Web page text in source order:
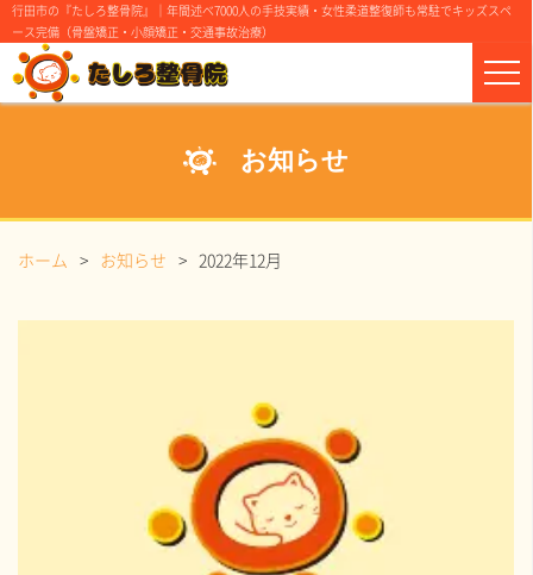
行田市の『たしろ整骨院』｜年間述べ7000人の手技実績・女性柔道整復師も常駐でキッズスペ
ース完備（骨盤矯正・小顔矯正・交通事故治療）
お知らせ
ホーム お知らせ 2022年12月